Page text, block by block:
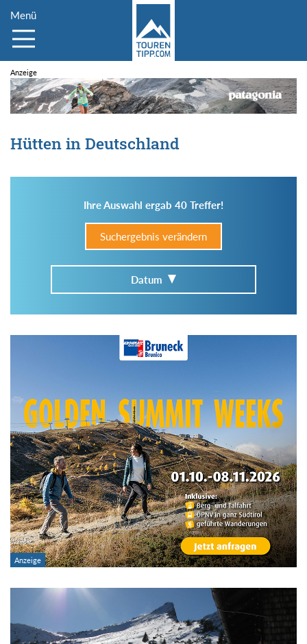
Menü
Hütten in Deutschland
Ihre Auswahl ergab 40 Treffer!
Suchergebnis verändern
Datum
Im Hüttenarchiv suchen
Region:
Gebirge:
Hütten-Typ:
Übernachtung: